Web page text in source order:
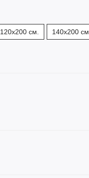
120х200 см. 140х200 см.